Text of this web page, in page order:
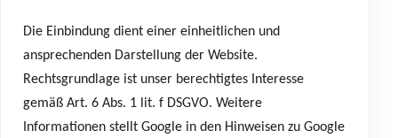
Die Einbindung dient einer einheitlichen und
ansprechenden Darstellung der Website.
Rechtsgrundlage ist unser berechtigtes Interesse
gemäß Art. 6 Abs. 1 lit. f DSGVO. Weitere
Informationen stellt Google in den Hinweisen zu Google